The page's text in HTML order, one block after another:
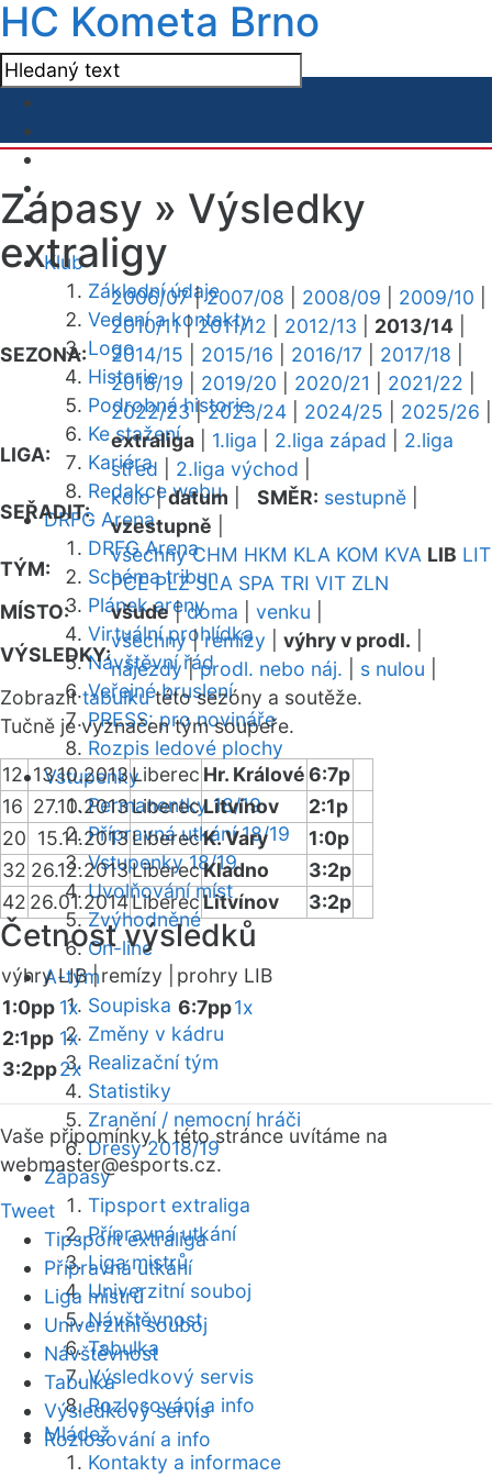
HC Kometa Brno
Klub
Základní údaje
Vedení a kontakty
Logo
Historie
Podrobná historie
Ke stažení
Kariéra
Redakce webu
DRFG Arena
DRFG Arena
Schéma tribun
Plánek areny
Virtuální prohlídka
Návštěvní řád
Veřejné bruslení
PRESS: pro novináře
Rozpis ledové plochy
Vstupenky
Permanentky 18/19
Přípravná utkání 18/19
Vstupenky 18/19
Uvolňování míst
Zvýhodněné
On-line
A-tým
Soupiska
Změny v kádru
Realizační tým
Statistiky
Zranění / nemocní hráči
Dresy 2018/19
Zápasy
Tipsport extraliga
Přípravná utkání
Liga mistrů
Univerzitní souboj
Návštěvnost
Tabulka
Výsledkový servis
Rozlosování a info
Mládež
Kontakty a informace
Zápasy » Výsledky
extraligy
SEZONA:
2006/07|2007/08 2008/09 2009/10
2010/11|2011/12 2012/13 2013/14
2014/15
2015/16 2016/17 2017/18
2018/19
2019/20 2020/21 2021/22
2022/23|2023/24 2024/25 2025/26
LIGA:
extraliga 1.liga 2.liga západ
2.liga
střed
2.liga východ
SEŘADIT:
kolo|datum SMĚR: sestupně
vzestupně
TÝM:
všechny CHM HKM KLA KOM KVA LIB LIT
PCE PLZ SLA SPA TRI VIT ZLN
MÍSTO:
všude|doma venku
VÝSLEDKY:
všechny|remízy výhry v prodl.
nájezdy|prodl. nebo náj. s nulou
Zobrazittabulkutéto sezóny a soutěže.
Tučně je vyznačen tým soupeře.
12 13.10.2013Liberec Hr. Králové6:7p
16 27.10.2013LiberecLitvínov
2:1p
20 15.11.2013LiberecK. Vary
1:0p
32 26.12.2013LiberecKladno
3:2p
42 26.01.2014LiberecLitvínov 3:2p
Četnost výsledků
výhry LIB |remízy |
prohry LIB
1:0pp 1x
2:1pp 1x
3:2pp2x
6:7pp1x
Vaše připomínky k této stránce uvítáme na
webmaster@esports.cz.
Tweet
Tipsport extraliga
Přípravná utkání
Liga mistrů
Univerzitní souboj
Návštěvnost
Tabulka
Výsledkový servis
Rozlosování a info